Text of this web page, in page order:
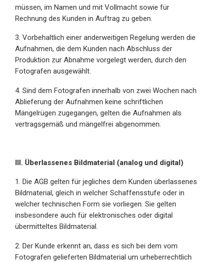
müssen, im Namen und mit Vollmacht sowie für
Rechnung des Kunden in Auftrag zu geben.
3. Vorbehaltlich einer anderweitigen Regelung werden die
Aufnahmen, die dem Kunden nach Abschluss der
Produktion zur Abnahme vorgelegt werden, durch den
Fotografen ausgewählt.
4. Sind dem Fotografen innerhalb von zwei Wochen nach
Ablieferung der Aufnahmen keine schriftlichen
Mängelrügen zugegangen, gelten die Aufnahmen als
vertragsgemäß und mängelfrei abgenommen.
III. Überlassenes Bildmaterial (analog und digital)
1. Die AGB gelten für jegliches dem Kunden überlassenes
Bildmaterial, gleich in welcher Schaffensstufe oder in
welcher technischen Form sie vorliegen. Sie gelten
insbesondere auch für elektronisches oder digital
übermitteltes Bildmaterial.
2. Der Kunde erkennt an, dass es sich bei dem vom
Fotografen gelieferten Bildmaterial um urheberrechtlich